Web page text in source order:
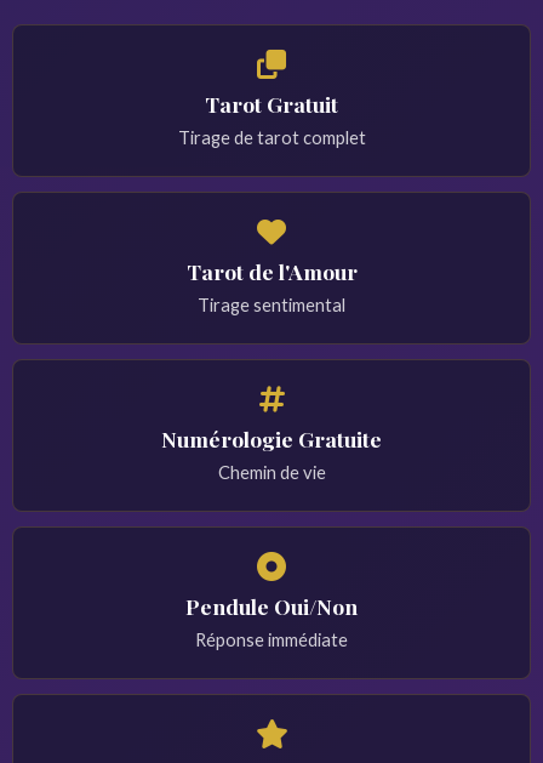
Tarot Gratuit
Tirage de tarot complet
Tarot de l'Amour
Tirage sentimental
Numérologie Gratuite
Chemin de vie
Pendule Oui/Non
Réponse immédiate